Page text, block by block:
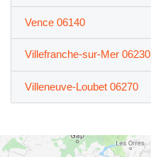
Vence 06140
Villefranche-sur-Mer 06230
Villeneuve-Loubet 06270